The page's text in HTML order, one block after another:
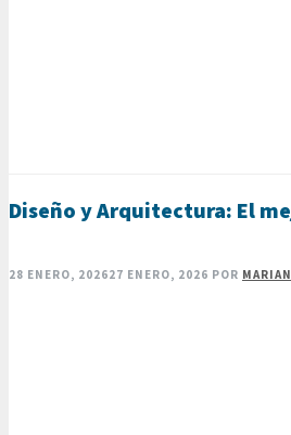
Diseño y Arquitectura: El
28 ENERO, 202627 ENERO, 2026 POR